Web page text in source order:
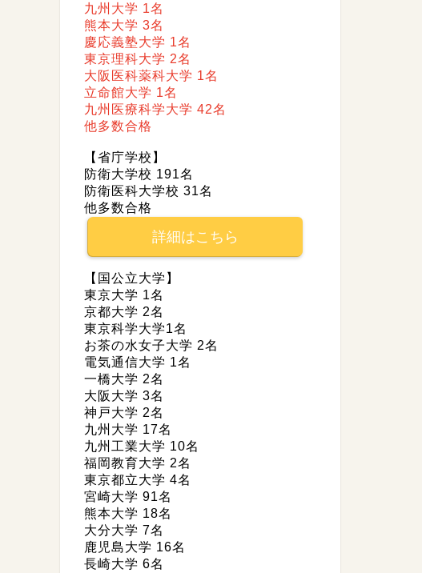
九州大学 1名
熊本大学 3名
慶応義塾大学 1名
東京理科大学 2名
大阪医科薬科大学 1名
立命館大学 1名
九州医療科学大学 42名
他多数合格
【省庁学校】
防衛大学校 191名
防衛医科大学校 31名
他多数合格
詳細はこちら
【国公立大学】
東京大学 1名
京都大学 2名
東京科学大学1名
お茶の水女子大学 2名
電気通信大学 1名
一橋大学 2名
大阪大学 3名
神戸大学 2名
九州大学 17名
九州工業大学 10名
福岡教育大学 2名
東京都立大学 4名
宮崎大学 91名
熊本大学 18名
大分大学 7名
鹿児島大学 16名
長崎大学 6名